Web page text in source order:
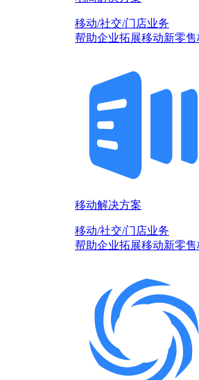
移动/社交/门店业务
帮助企业拓展移动新零售
移动解决方案
移动/社交/门店业务
帮助企业拓展移动新零售